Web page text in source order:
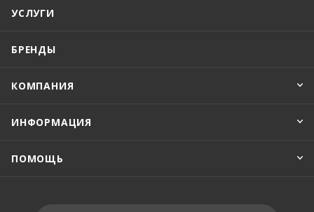
УСЛУГИ
БРЕНДЫ
КОМПАНИЯ
ИНФОРМАЦИЯ
ПОМОЩЬ